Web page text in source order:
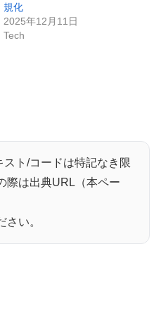
規化
2025年12月11日
Tech
スト/コードは特記なき限
際は出典URL（本ペー
さい。